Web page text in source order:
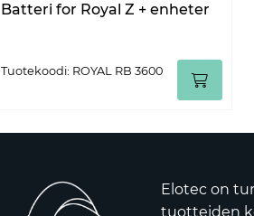
Batteri for Royal Z + enheter
Tuotekoodi: ROYAL RB 3600
Elotec on
tuotteiden